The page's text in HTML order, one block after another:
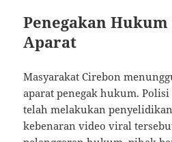
Penegakan
Aparat
Masyarakat Cirebon
aparat penegak hukum.
telah melakukan
kebenaran video viral